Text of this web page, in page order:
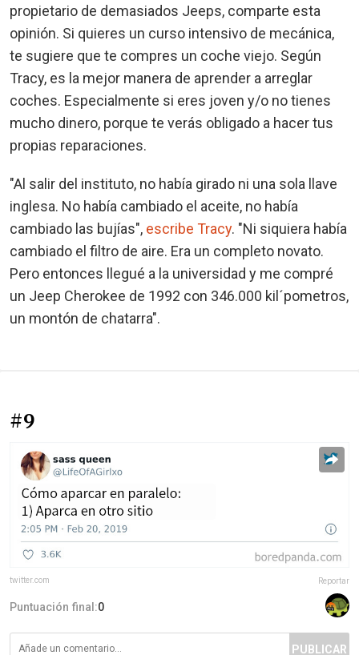
propietario de demasiados Jeeps, comparte esta
opinión. Si quieres un curso intensivo de mecánica,
te sugiere que te compres un coche viejo. Según
Tracy, es la mejor manera de aprender a arreglar
coches. Especialmente si eres joven y/o no tienes
mucho dinero, porque te verás obligado a hacer tus
propias reparaciones.
"Al salir del instituto, no había girado ni una sola llave
inglesa. No había cambiado el aceite, no había
cambiado las bujías", escribe Tracy. "Ni siquiera había
cambiado el filtro de aire. Era un completo novato.
Pero entonces llegué a la universidad y me compré
un Jeep Cherokee de 1992 con 346.000 kil´pometros,
un montón de chatarra".
#9
twitter.com Reportar
Puntuación final:0
PUBLICAR